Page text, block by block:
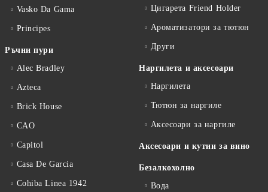
Vasko Da Gama
Principes
Ръчни пури
Alec Bradley
Azteca
Brick House
CAO
Capitol
Casa De Garcia
Cohiba Linea 1942
Цигарета Friend Holder
Ароматизатори за тютюн
Други
Наргилета и аксесоари
Наргилета
Тютюн за наргиле
Аксесоари за наргиле
Аксесоари и кутии за вино
Безалкохолно
Вода